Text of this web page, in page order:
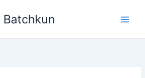
Batchkun